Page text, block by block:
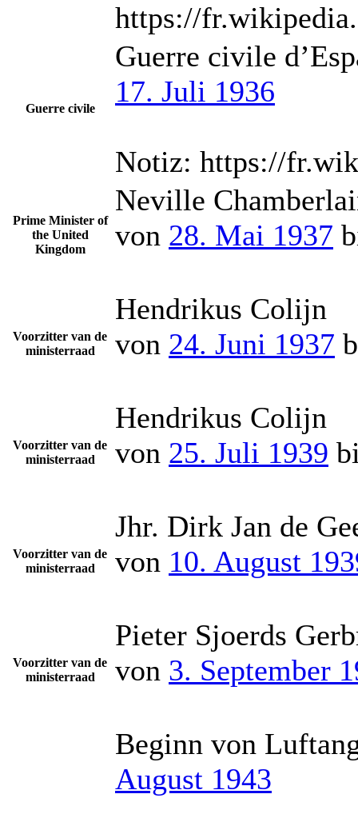
https://
Guerre civile
Guerre civile
17. Juli 1936
Notiz: https://
Prime Minister of
the United
Kingdom
Neville
von 28. Mai 1937
Voorzitter van de
ministerraad
Hendrikus Colijn
von 24. Juni 1937
Voorzitter van de
ministerraad
Hendrikus Colijn
von 25. Juli 1939
Voorzitter van de
ministerraad
Jhr. Dirk Jan de
von 10. August
Voorzitter van de
ministerraad
Pieter Sjoerds
von 3. September
Beginn von
August 1943